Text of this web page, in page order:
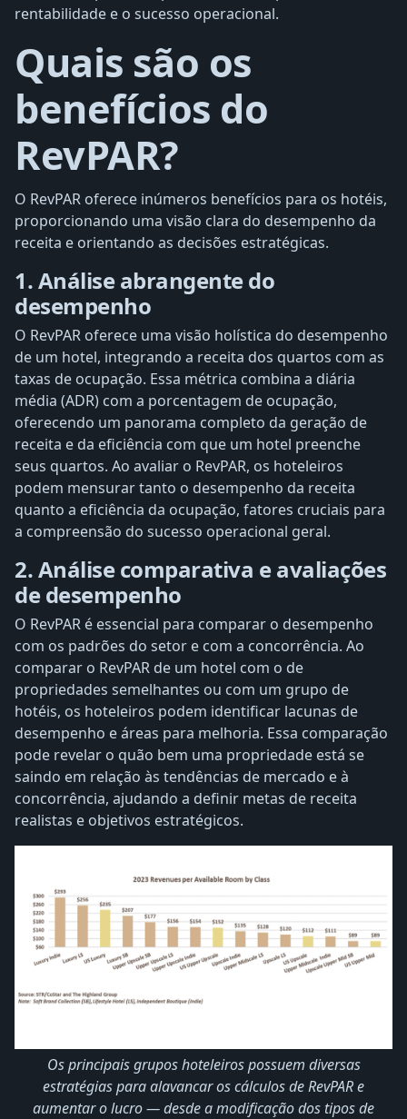
rentabilidade e o sucesso operacional.
Quais são os
benefícios do
RevPAR?
O RevPAR oferece inúmeros benefícios para os hotéis,
proporcionando uma visão clara do desempenho da
receita e orientando as decisões estratégicas.
1. Análise abrangente do
desempenho
O RevPAR oferece uma visão holística do desempenho
de um hotel, integrando a receita dos quartos com as
taxas de ocupação. Essa métrica combina a diária
média (ADR) com a porcentagem de ocupação,
oferecendo um panorama completo da geração de
receita e da eficiência com que um hotel preenche
seus quartos. Ao avaliar o RevPAR, os hoteleiros
podem mensurar tanto o desempenho da receita
quanto a eficiência da ocupação, fatores cruciais para
a compreensão do sucesso operacional geral.
2. Análise comparativa e avaliações
de desempenho
O RevPAR é essencial para comparar o desempenho
com os padrões do setor e com a concorrência. Ao
comparar o RevPAR de um hotel com o de
propriedades semelhantes ou com um grupo de
hotéis, os hoteleiros podem identificar lacunas de
desempenho e áreas para melhoria. Essa comparação
pode revelar o quão bem uma propriedade está se
saindo em relação às tendências de mercado e à
concorrência, ajudando a definir metas de receita
realistas e objetivos estratégicos.
Os principais grupos hoteleiros possuem diversas
estratégias para alavancar os cálculos de RevPAR e
aumentar o lucro — desde a modificação dos tipos de